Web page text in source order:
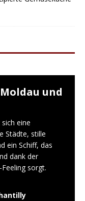
und
eine
Städte, stille
ein Schiff, das
dank der
sorgt.